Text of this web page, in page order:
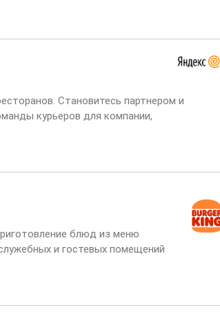
Становитесь партнером и
курьеров для компании,
блюд из меню
и гостевых помещений